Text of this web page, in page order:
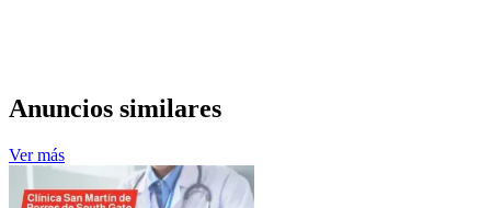
Anuncios similares
Ver más